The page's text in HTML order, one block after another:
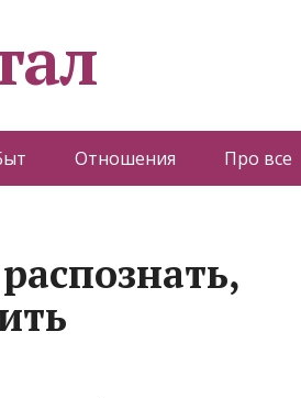
Отношения Про все